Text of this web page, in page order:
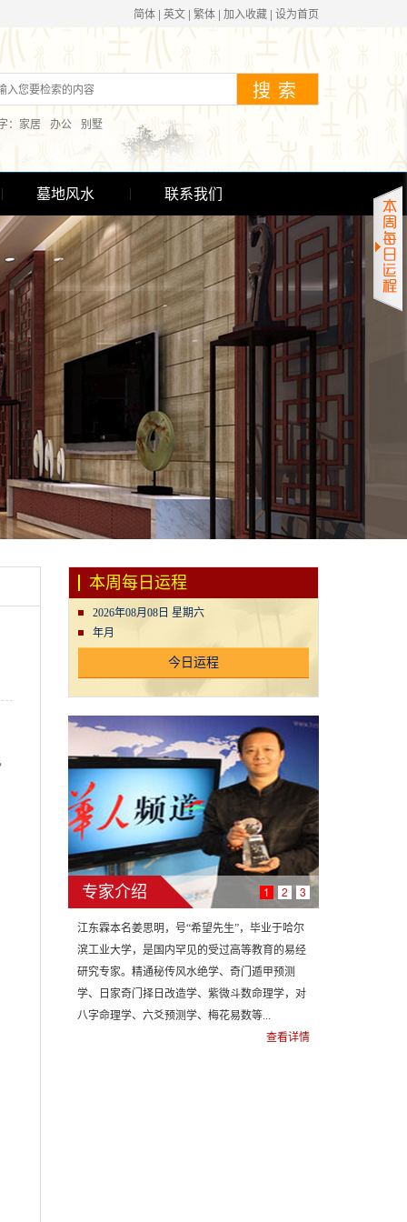
简体 | 英文 | 繁体 | 加入收藏 | 设为首页
： 家居 办公 别墅
墓地风水 联系我们
本周每日运程
2026年08月08日 星期六
年月
今日运程
专家介绍 1 2 3
江东霖本名姜思明，号“希望先生”，毕业于哈尔
滨工业大学，是国内罕见的受过高等教育的易经
研究专家。精通秘传风水绝学、奇门遁甲预测
学、日家奇门择日改造学、紫微斗数命理学，对
八字命理学、六爻预测学、梅花易数等...
查看详情